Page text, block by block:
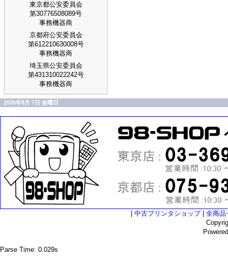
東京都公安委員会
第30776508089号
事務機器商
京都府公安委員会
第612210630008号
事務機器商
埼玉県公安委員会
第431310022242号
事務機器商
2026年8月 7日 金曜日
中古プリンタショップ| 全商品
Parse Time: 0.029s